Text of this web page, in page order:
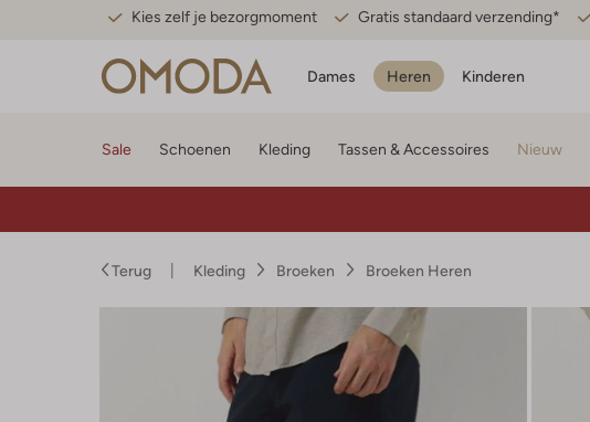
Kies zelf je bezorgmoment Gratis standaard verzending*
Dames Heren Kinderen
Sale Schoenen Kleding Tassen & Accessoires Nieuw
Terug Kleding Broeken Broeken Heren